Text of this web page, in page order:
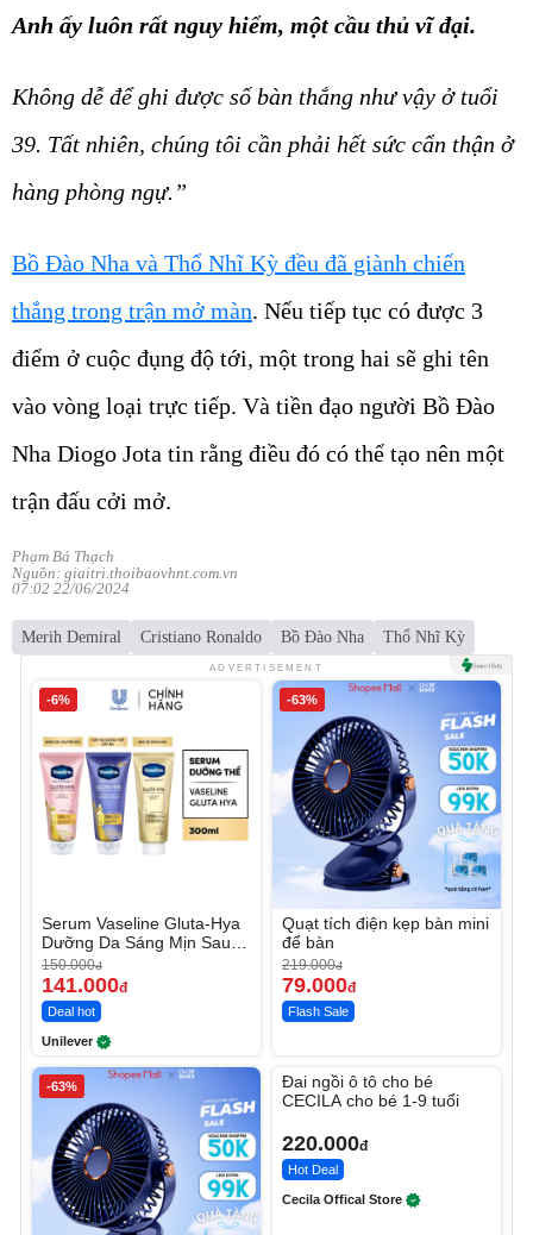
Anh ấy luôn rất nguy hiểm, một cầu thủ vĩ đại.
Không dễ để ghi được số bàn thắng như vậy ở tuổi
39. Tất nhiên, chúng tôi cần phải hết sức cẩn thận ở
hàng phòng ngự.”
Bồ Đào Nha và Thổ Nhĩ Kỳ đều đã giành chiến
thắng trong trận mở màn. Nếu tiếp tục có được 3
điểm ở cuộc đụng độ tới, một trong hai sẽ ghi tên
vào vòng loại trực tiếp. Và tiền đạo người Bồ Đào
Nha Diogo Jota tin rằng điều đó có thể tạo nên một
trận đấu cởi mở.
Phạm Bá Thạch
Nguồn: giaitri.thoibaovhnt.com.vn
07:02 22/06/2024
Merih Demiral Cristiano Ronaldo Bồ Đào Nha Thổ Nhĩ Kỳ
ADVERTISEMENT
-6%
Serum Vaseline Gluta-Hya
Dưỡng Da Sáng Mịn Sau 7
Ngày
150.000đ
141.000đ
Deal hot
Unilever
-63%
Quạt tích điện kẹp bàn mini
để bàn
219.000đ
79.000đ
Flash Sale
-63%
Đai ngồi ô tô cho bé
CECILA cho bé 1-9 tuổi
220.000đ
Hot Deal
Cecila Offical Store